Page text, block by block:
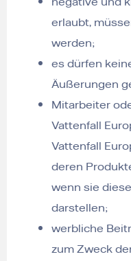
erlaubt,
werden;
es dürfen
Äußerungen
Mitarbeiter
Vattenfall
Vattenfall
deren
wenn sie
darstellen;
werbliche
zum Zweck